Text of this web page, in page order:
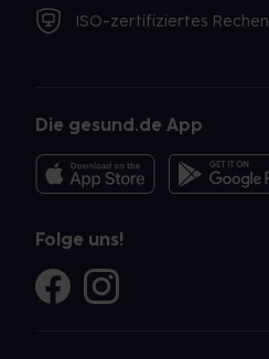
ISO-zertifiziertes
Die gesund.de App
Folge uns!